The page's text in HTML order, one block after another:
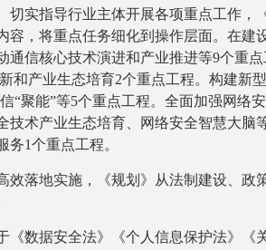
切实指导行业主体开展各项重点工作，
容，将重点任务细化到操作层面。在建
通信核心技术演进和产业推进等9个重
和产业生态培育2个重点工程。构建新
“聚能”等5个重点工程。全面加强网络
技术产业生态培育、网络安全智慧大脑
1个重点工程。
效落地实施，《规划》从法制建设、政
《数据安全法》《个人信息保护法》《